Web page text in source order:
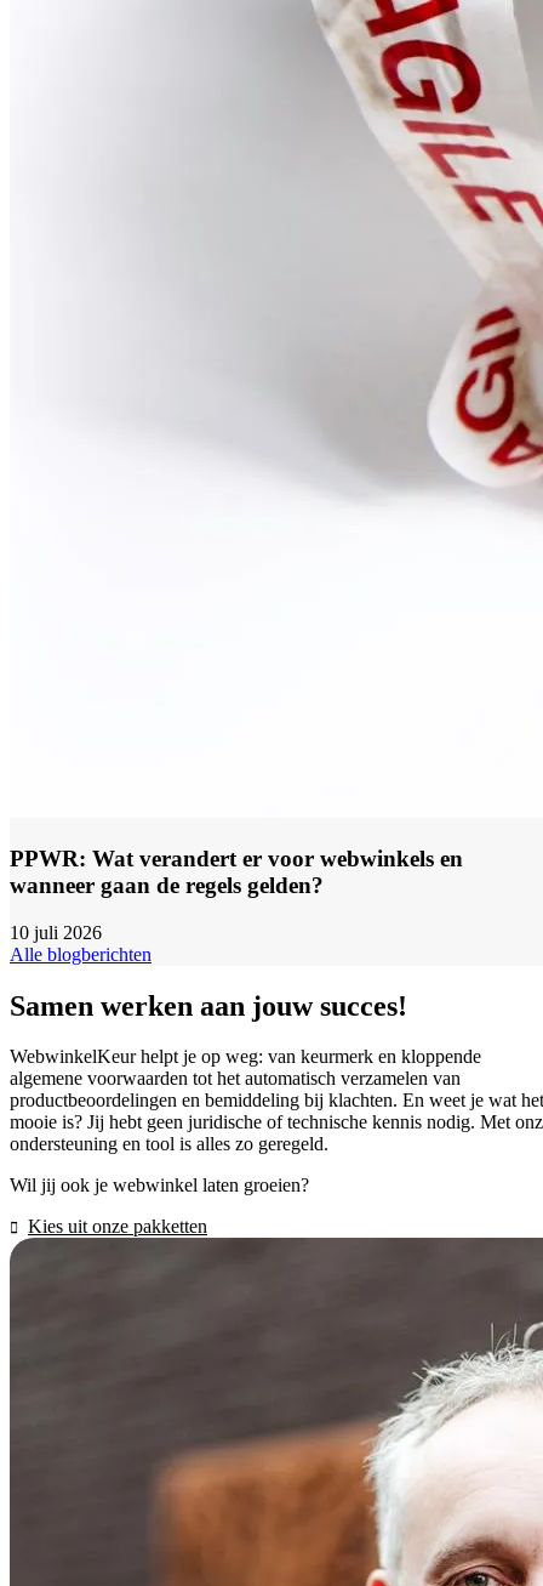
PPWR: Wat verandert er voor webwinkels en
wanneer gaan de regels gelden?
10 juli 2026
Alle blogberichten
Samen werken aan jouw succes!
WebwinkelKeur helpt je op weg: van keurmerk en kloppende
algemene voorwaarden tot het automatisch verzamelen van
productbeoordelingen en bemiddeling bij klachten. En weet je wat het
mooie is? Jij hebt geen juridische of technische kennis nodig. Met
ondersteuning en tool is alles zo geregeld.
Wil jij ook je webwinkel laten groeien?
Kies uit onze pakketten